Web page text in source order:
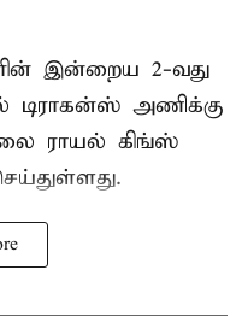
இன்றைய 2-வது
டிராகன்ஸ் அணிக்கு
ராயல் கிங்ஸ்